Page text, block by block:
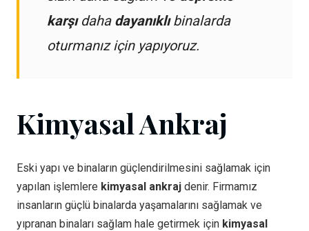
karşıdaha dayanıklıbinalarda
oturmanız için yapıyoruz.
Kimyasal Ankraj
Eski yapı ve binaların güçlendirilmesini sağlamak için
yapılan işlemlere kimyasal ankraj denir. Firmamız
insanların güçlü binalarda yaşamalarını sağlamak ve
yıpranan binaları sağlam hale getirmek için kimyasal